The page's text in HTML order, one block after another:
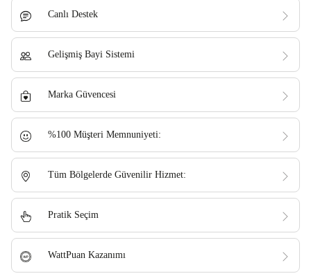
Canlı Destek
Gelişmiş Bayi Sistemi
Marka Güvencesi
%100 Müşteri Memnuniyeti:
Tüm Bölgelerde Güvenilir Hizmet:
Pratik Seçim
WattPuan Kazanımı